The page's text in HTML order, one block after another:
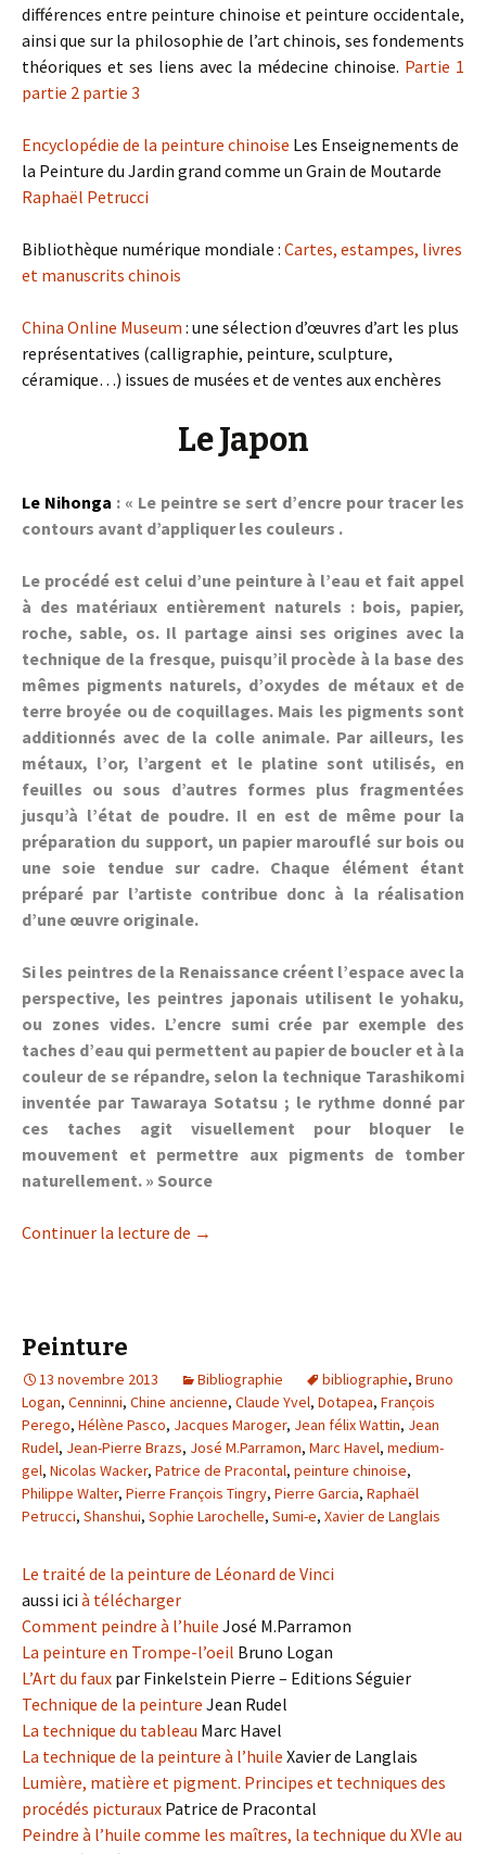
différences entre peinture chinoise et peinture occidentale,
ainsi que sur la philosophie de l’art chinois, ses fondements
théoriques et ses liens avec la médecine chinoise. Partie 1
partie 2 partie 3
Encyclopédie de la peinture chinoise Les Enseignements de
la Peinture du Jardin grand comme un Grain de Moutarde
Raphaël Petrucci
Bibliothèque numérique mondiale : Cartes, estampes, livres
et manuscrits chinois
China Online Museum : une sélection d’œuvres d’art les plus
représentatives (calligraphie, peinture, sculpture,
céramique…) issues de musées et de ventes aux enchères
Le Japon
Le Nihonga : « Le peintre se sert d’encre pour tracer les
contours avant d’appliquer les couleurs .
Le procédé est celui d’une peinture à l’eau et fait appel
à des matériaux entièrement naturels : bois, papier,
roche, sable, os. Il partage ainsi ses origines avec la
technique de la fresque, puisqu’il procède à la base des
mêmes pigments naturels, d’oxydes de métaux et de
terre broyée ou de coquillages. Mais les pigments sont
additionnés avec de la colle animale. Par ailleurs, les
métaux, l’or, l’argent et le platine sont utilisés, en
feuilles ou sous d’autres formes plus fragmentées
jusqu’à l’état de poudre. Il en est de même pour la
préparation du support, un papier marouflé sur bois ou
une soie tendue sur cadre. Chaque élément étant
préparé par l’artiste contribue donc à la réalisation
d’une œuvre originale.
Si les peintres de la Renaissance créent l’espace avec la
perspective, les peintres japonais utilisent le yohaku,
ou zones vides. L’encre sumi crée par exemple des
taches d’eau qui permettent au papier de boucler et à la
couleur de se répandre, selon la technique Tarashikomi
inventée par Tawaraya Sotatsu ; le rythme donné par
ces taches agit visuellement pour bloquer le
mouvement et permettre aux pigments de tomber
naturellement. » Source
Continuer la lecture de Techniques de peinture chinoises et
→
Peinture
13 novembre 2013 Bibliographie bibliographie, Bruno
Logan, Cenninni, Chine ancienne, Claude Yvel, Dotapea, François
Perego, Hélène Pasco, Jacques Maroger, Jean félix Wattin, Jean
Rudel, Jean-Pierre Brazs, José M.Parramon, Marc Havel, medium-
gel, Nicolas Wacker, Patrice de Pracontal, peinture chinoise,
Philippe Walter, Pierre François Tingry, Pierre Garcia, Raphaël
Petrucci, Shanshui, Sophie Larochelle, Sumi-e, Xavier de Langlais
Le traité de la peinture de Léonard de Vinci
aussi ici à télécharger
Comment peindre à l’huile José M.Parramon
La peinture en Trompe-l’oeil Bruno Logan
L’Art du faux par Finkelstein Pierre – Editions Séguier
Technique de la peinture Jean Rudel
La technique du tableau Marc Havel
La technique de la peinture à l’huile Xavier de Langlais
Lumière, matière et pigment. Principes et techniques des
procédés picturaux Patrice de Pracontal
Peindre à l’huile comme les maîtres, la technique du XVIe au